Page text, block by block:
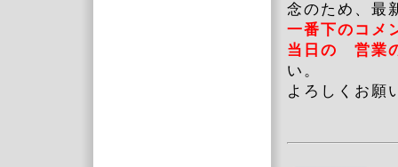
念のため、最
一番下のコ
当日の 営
い。
よろしくお願